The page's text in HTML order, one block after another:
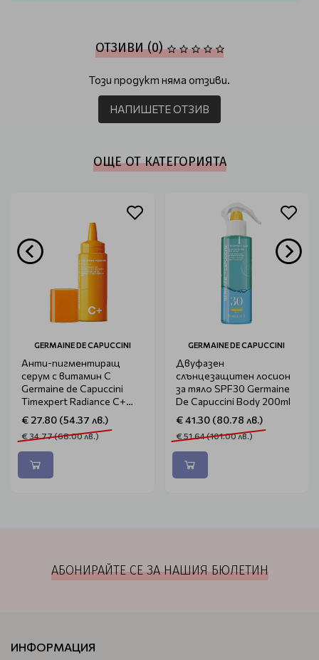
ОТЗИВИ (0)
Този продукт няма отзиви.
НАПИШЕТЕ ОТЗИВ
ОЩЕ ОТ КАТЕГОРИЯТА
GERMAINE DE CAPUCCINI
Анти-пигментиращ
серум с витамин С
Germaine de Capuccini
Timexpert Radiance C+
Pure C10 Concentrate
15ml
€ 27.80 (54.37 лв.)
€ 34.77 (68.00 лв.)
GERMAINE DE CAPUCCINI
Двуфазен
слънцезащитен лосион
за тяло SPF30 Germaine
De Capuccini Body 200ml
€ 41.30 (80.78 лв.)
€ 51.64 (101.00 лв.)
АБОНИРАЙТЕ СЕ ЗА НАШИЯ БЮЛЕТИН
ИНФОРМАЦИЯ